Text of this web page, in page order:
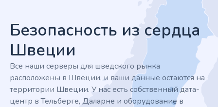
Безопасность из сердца
Швеции
Все наши серверы для шведского рынка
расположены в Швеции, и ваши данные остаются на
территории Швеции. У нас есть собственный дата-
центр в Тельберге, Даларне и оборудование в